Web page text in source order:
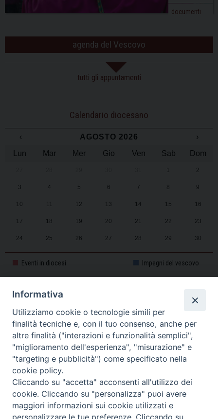
documenti
agenda del Vescovo
tutti gli appuntamenti
Calendario diocesano
‹ AGOSTO 2026
›
Lun
Mar Mer Gio Ven Sab Dom
1 2
3 4 5 6 7 8 9
10 11 12 13 14 15 16
17 18 19 20 21 22 23
24 25 26 27 28 29 30
31 1 2 3 4 5 6
Eventi in diocesi Impegni del vescovo
CALENDARIO PASTORALE 2025-2026
Informativa
Utilizziamo cookie o tecnologie simili per
finalità tecniche e, con il tuo consenso, anche per
altre finalità ("interazioni e funzionalità semplici",
"miglioramento dell'esperienza", "misurazione" e
"targeting e pubblicità") come specificato nella
cookie policy.
Cliccando su "accetta" acconsenti all'utilizzo dei
cookie. Cliccando su "personalizza" puoi avere
maggiori informazioni sui cookie utilizzati e